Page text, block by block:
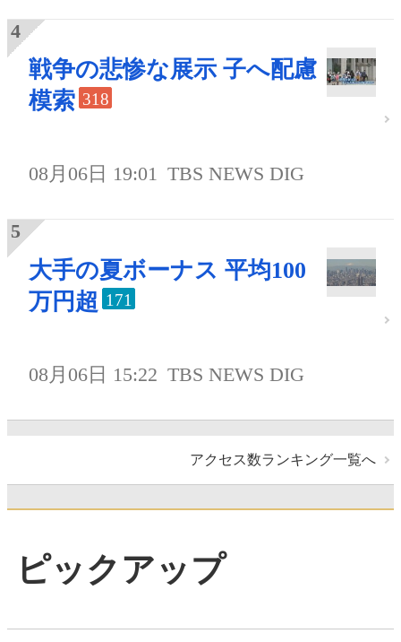
戦争の悲惨な展示 子へ配慮
模索 318
08月06日 19:01 TBS NEWS DIG
大手の夏ボーナス 平均100
万円超 171
08月06日 15:22 TBS NEWS DIG
アクセス数ランキング一覧へ
ピックアップ